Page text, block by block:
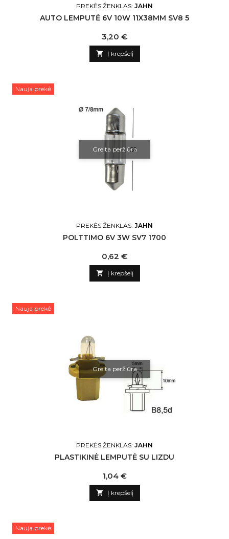
PREKĖS ŽENKLAS: JAHN
AUTO LEMPUTĖ 6V 10W 11X38MM SV8 5
Kaina
3,20 €
 Į krepšelį
Nauja prekė
Greita peržiūra
PREKĖS ŽENKLAS: JAHN
POLTTIMO 6V 3W SV7 1700
Kaina
0,62 €
 Į krepšelį
Nauja prekė
Greita peržiūra
PREKĖS ŽENKLAS: JAHN
PLASTIKINĖ LEMPUTĖ SU LIZDU
Kaina
1,04 €
 Į krepšelį
Nauja prekė